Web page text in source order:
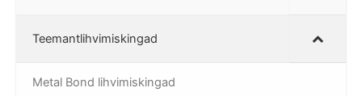
Teemantlihvimiskingad
Metal Bond lihvimiskingad